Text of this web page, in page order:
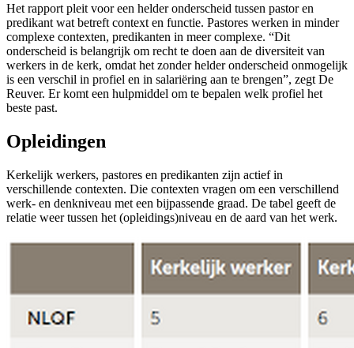
Het rapport pleit voor een helder onderscheid tussen pastor en
predikant wat betreft context en functie. Pastores werken in minder
complexe contexten, predikanten in meer complexe. “Dit
onderscheid is belangrijk om recht te doen aan de diversiteit van
werkers in de kerk, omdat het zonder helder onderscheid onmogelijk
is een verschil in profiel en in salariëring aan te brengen”, zegt De
Reuver. Er komt een hulpmiddel om te bepalen welk profiel het
beste past.
Opleidingen
Kerkelijk werkers, pastores en predikanten zijn actief in
verschillende contexten. Die contexten vragen om een verschillend
werk- en denkniveau met een bijpassende graad. De tabel geeft de
relatie weer tussen het (opleidings)niveau en de aard van het werk.